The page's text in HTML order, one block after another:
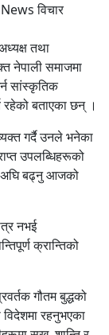
विचार
तथा
नेपाली समाजमा
सांस्कृतिक
रहेको बताएका छन् ।
गर्दै उनले भनेका
उपलब्धिहरूको
अघि बढ्नु आजको
नभई
क्रान्तिको
गौतम बुद्धको
रहनुभएका